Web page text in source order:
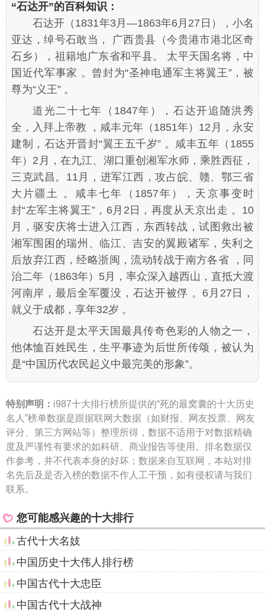
“石达开”的百科知识：
石达开（1831年3月—1863年6月27日），小名
亚达，绰号石敢当， 广西贵县（今贵港市港北区奇
石乡），祖籍地广东省和平县。 太平天国名将，中
国近代军事家 。曾封为“圣神电通军主将翼王”，被
尊为“义王” 。
道光二十七年（1847年），石达开追随洪秀
全，入拜上帝教 ，咸丰元年（1851年）12月，永安
建制，石达开晋封“翼王五千岁” 。咸丰五年（1855
年）2月，在九江、湖口重创湘军水师，乘胜西征，
三克武昌。11月，进军江西，攻占皖、赣、鄂三省
大片疆土 。咸丰七年（1857年），天京事变时
封“左军主将翼王”，6月2日，再度从天京出走 。10
月，驱安庆将士进入江西，东西转战，试图救出被
湘军围困的瑞州、临江、吉安的翼殿诸军，失利之
后放弃江西，经略浙闽，流动转战于南方各省 ，同
治二年（1863年）5月，率众深入越西山，直抵大渡
河南岸，最后全军覆没，石达开被俘 。6月27日，
就义于成都，享年32岁 。
石达开是太平天国最具传奇色彩的人物之一，
他体恤百姓民生，生平事迹为后世所传颂，被认为
是“中国历代农民起义中最完美的形象”。
特别声明： i987十大排行榜所提供的“死的最窝囊的十大历史
名人”榜单数据是跟据联网大数据（如财报、网友投票、网友
评分、第三方网站等）整理所得，数据不适用于对数据精确
度及严谨性有要求的如科研、商业报告等使用。排名数据仅
作参考，并不代表本身的好坏；数据来自互联网，本站对排
名先后及是否入榜的数据不作人工干预，如有侵权请与我们
联系。
您可能感兴趣的十大排行
古代十大名妓
中国历史十大伟人排行榜
中国古代十大忠臣
中国古代十大战神